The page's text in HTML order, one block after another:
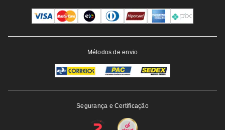
Métodos de envio
Segurança e Certificação